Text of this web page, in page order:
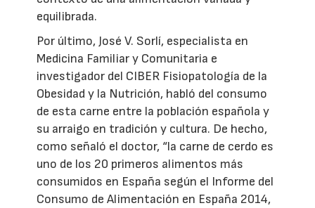
equilibrada.
Por último, José V. Sorlí, especialista en
Medicina Familiar y Comunitaria e
investigador del CIBER Fisiopatología de la
Obesidad y la Nutrición, habló del consumo
de esta carne entre la población española y
su arraigo en tradición y cultura. De hecho,
como señaló el doctor, “la carne de cerdo es
uno de los 20 primeros alimentos más
consumidos en España según el Informe del
Consumo de Alimentación en España 2014,